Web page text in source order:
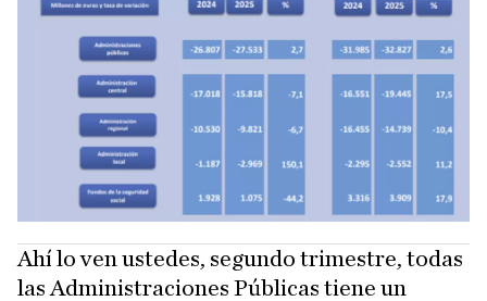
Ahí lo ven ustedes, segundo trimestre, todas
las Administraciones Públicas tiene un